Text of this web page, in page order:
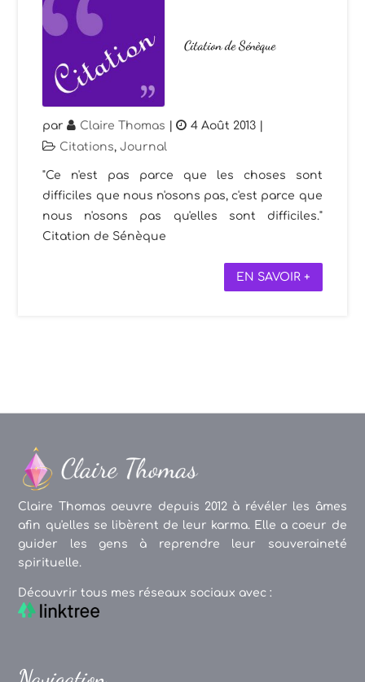
Citation de Sénèque
par Claire Thomas | 4 Août 2013 |
Citations,Journal
"Ce n'est pas parce que les choses sont
difficiles que nous n'osons pas, c'est parce que
nous n'osons pas qu'elles sont difficiles."
Citation de Sénèque
EN SAVOIR +
Claire Thomas oeuvre depuis 2012 à révéler les âmes
afin qu'elles se libèrent de leur karma. Elle a coeur de
guider les gens à reprendre leur souveraineté
spirituelle.
Découvrir tous mes réseaux sociaux avec :